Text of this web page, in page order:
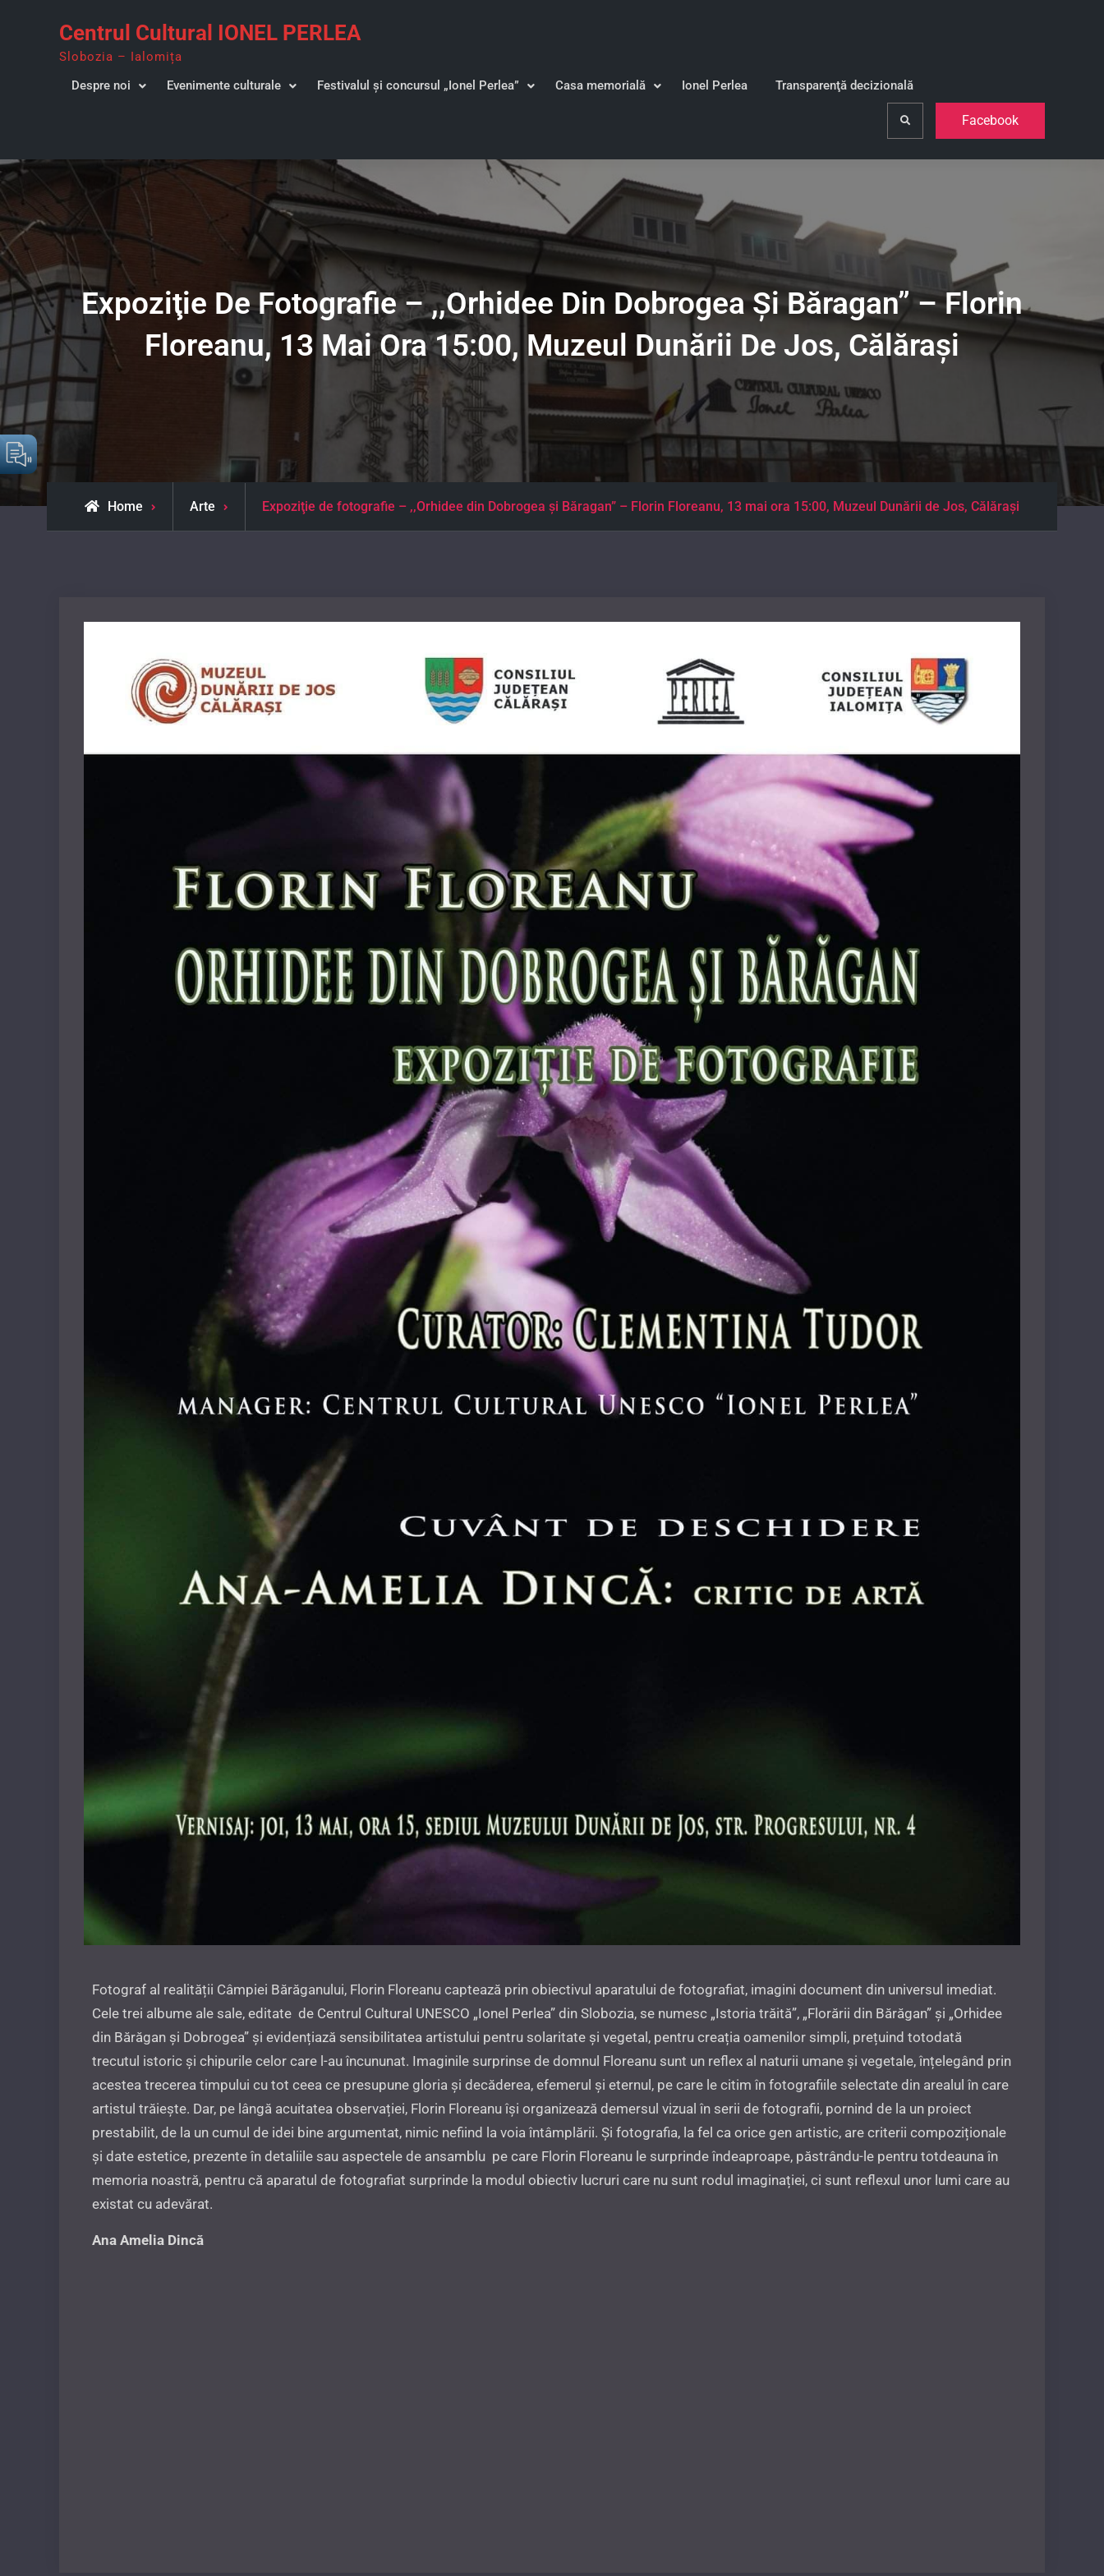
Centrul Cultural IONEL PERLEA
Slobozia – Ialomița
Despre noi
Evenimente culturale Festivalul și concursul „Ionel Perlea” Casa memorială Ionel Perlea Transparenţă decizională
Search Facebook
Expoziţie De Fotografie – ,,Orhidee Din Dobrogea Şi Băragan” – Florin
Floreanu, 13 Mai Ora 15:00, Muzeul Dunării De Jos, Călăraşi
Home Arte Expoziţie de fotografie – ,,Orhidee din Dobrogea şi Băragan” – Florin Floreanu, 13 mai ora 15:00, Muzeul Dunării de Jos, Călăraşi
Fotograf al realității Câmpiei Bărăganului, Florin Floreanu captează prin obiectivul aparatului de fotografiat, imagini document din universul imediat.
Cele trei albume ale sale, editate de Centrul Cultural UNESCO „Ionel Perlea” din Slobozia, se numesc „Istoria trăită”, „Florării din Bărăgan” și „Orhidee
din Bărăgan și Dobrogea” și evidențiază sensibilitatea artistului pentru solaritate și vegetal, pentru creația oamenilor simpli, prețuind totodată
trecutul istoric și chipurile celor care l-au încununat. Imaginile surprinse de domnul Floreanu sunt un reflex al naturii umane și vegetale, înțelegând prin
acestea trecerea timpului cu tot ceea ce presupune gloria și decăderea, efemerul și eternul, pe care le citim în fotografiile selectate din arealul în care
artistul trăiește. Dar, pe lângă acuitatea observației, Florin Floreanu își organizează demersul vizual în serii de fotografii, pornind de la un proiect
prestabilit, de la un cumul de idei bine argumentat, nimic nefiind la voia întâmplării. Și fotografia, la fel ca orice gen artistic, are criterii compoziționale
și date estetice, prezente în detaliile sau aspectele de ansamblu pe care Florin Floreanu le surprinde îndeaproape, păstrându-le pentru totdeauna în
memoria noastră, pentru că aparatul de fotografiat surprinde la modul obiectiv lucruri care nu sunt rodul imaginației, ci sunt reflexul unor lumi care au
existat cu adevărat.
Ana Amelia Dincă